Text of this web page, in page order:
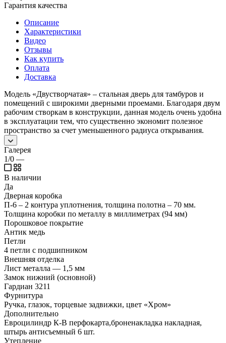
Гарантия качества
Описание
Характеристики
Видео
Отзывы
Как купить
Оплата
Доставка
Модель «Двустворчатая» – стальная дверь для тамбуров и
помещений с широкими дверными проемами. Благодаря двум
рабочим створкам в конструкции, данная модель очень удобна
в эксплуатации тем, что существенно экономит полезное
пространство за счет уменьшенного радиуса открывания.
Галерея
1/0 —
В наличии
Да
Дверная коробка
П-6 – 2 контура уплотнения, толщина полотна – 70 мм.
Толщина коробки по металлу в миллиметрах (94 мм)
Порошковое покрытие
Антик медь
Петли
4 петли с подшипником
Внешняя отделка
Лист металла — 1,5 мм
Замок нижний (основной)
Гардиан 3211
Фурнитура
Ручка, глазок, торцевые задвижки, цвет «Хром»
Дополнительно
Евроцилиндр К-В перфокарта,броненакладка накладная,
штырь антисъемный 6 шт.
Утепление